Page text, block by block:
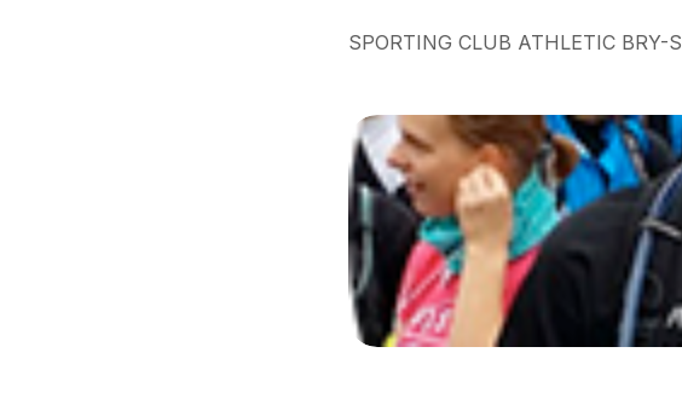
SPORTING CLUB ATHLETIC